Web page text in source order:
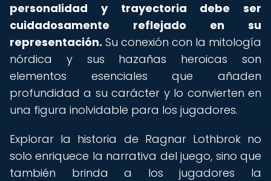
personalidad y trayectoria debe ser
cuidadosamente reflejado en su
representación. Su conexión con la mitología
nórdica y sus hazañas heroicas son
elementos esenciales que añaden
profundidad a su carácter y lo convierten en
una figura inolvidable para los jugadores.
Explorar la historia de Ragnar Lothbrok no
solo enriquece la narrativa del juego, sino que
también brinda a los jugadores la